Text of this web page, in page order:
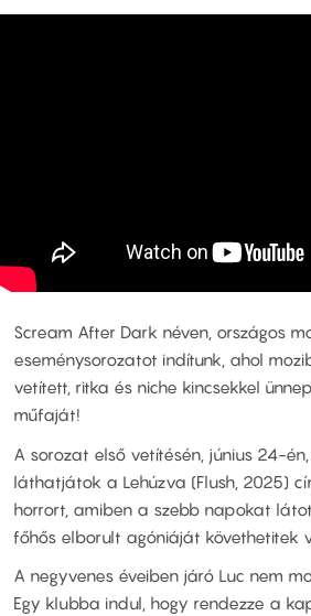
Scream After Dark néven, országos
eseménysorozatot indítunk, ahol
vetített, ritka és niche kincsekkel
műfaját!
A sorozat első vetítésén, június 24-
láthatjátok a Lehúzva (Flush, 2025)
horrort, amiben a szebb napokat
főhős elborult agóniáját követhetitek
A negyvenes éveiben járó Luc nem
Egy klubba indul, hogy rendezze a